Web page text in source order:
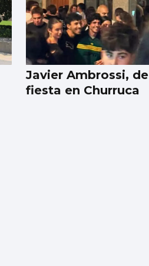
Javier Ambrossi, de
fiesta en Churruca